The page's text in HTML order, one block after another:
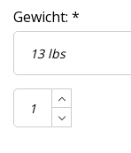
Gewicht: *